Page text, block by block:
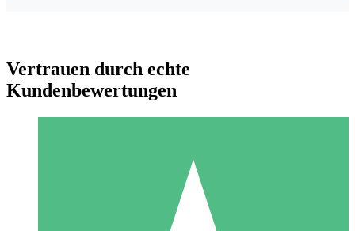
Individuelle Credit-Pakete
Vertrauen durch echte
Kundenbewertungen